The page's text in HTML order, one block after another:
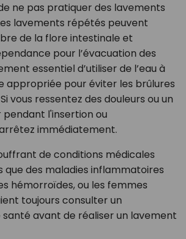
ne pas pratiquer des lavements
lavements répétés peuvent
de la flore intestinale et
pour l’évacuation des
essentiel d’utiliser de l’eau à
appropriée pour éviter les brûlures
vous ressentez des douleurs ou un
l'insertion ou
immédiatement.
de conditions médicales
que des maladies inflammatoires
hémorroïdes, ou les femmes
toujours consulter un
avant de réaliser un lavement